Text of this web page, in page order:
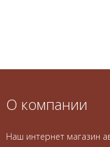
О компании
Наш интернет магазин